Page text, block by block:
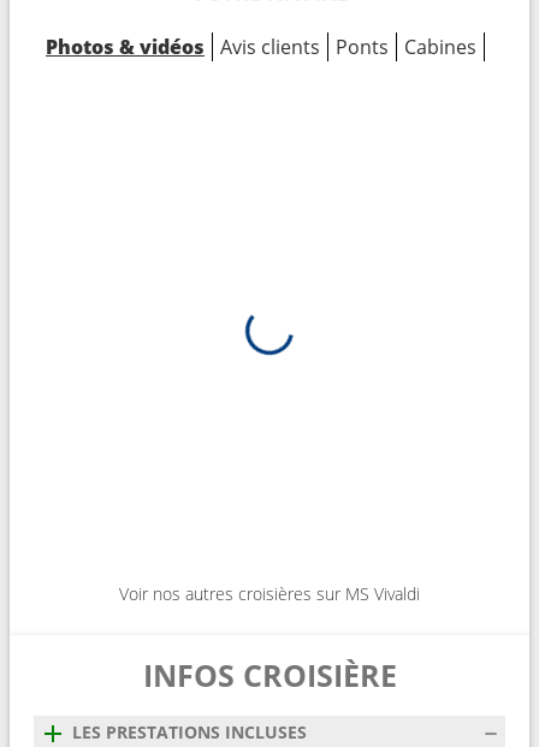
Photos & vidéos Avis clients Ponts Cabines
Voir nos autres croisières sur MS Vivaldi
INFOS CROISIÈRE
LES PRESTATIONS INCLUSES